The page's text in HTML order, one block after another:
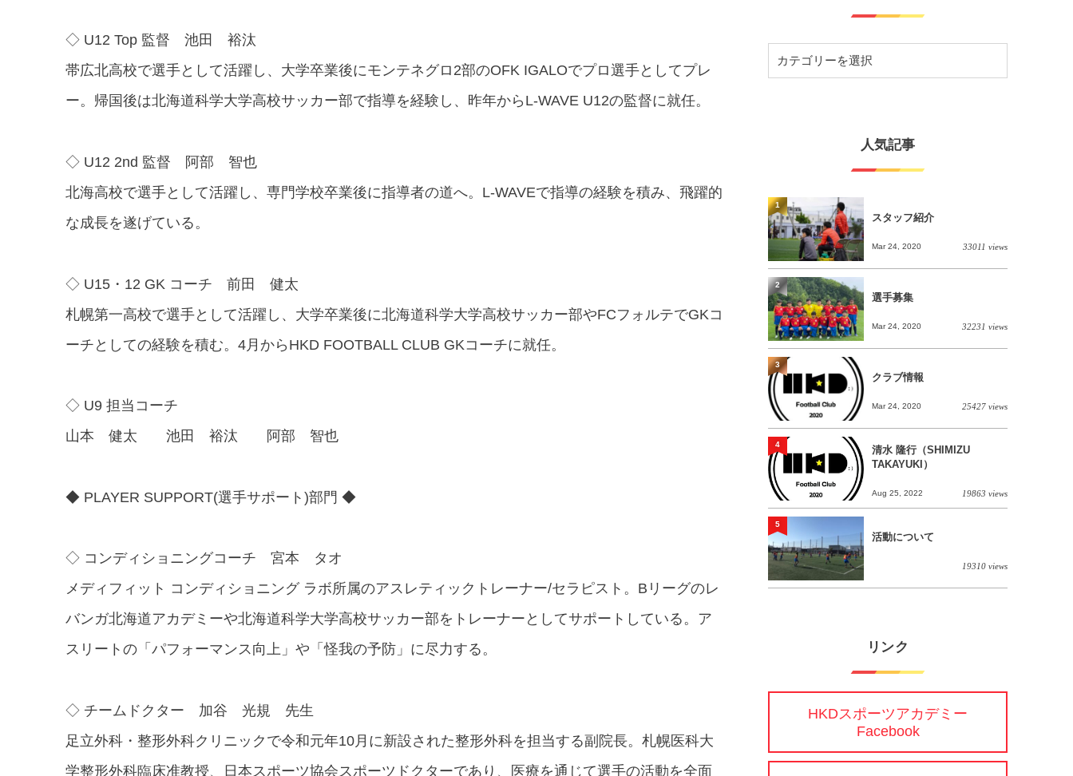
◇ U12 Top 監督 池田 裕汰
帯広北高校で選手として活躍し、大学卒業後にモンテネグロ2部のOFK IGALOでプロ選手としてプレ
ー。帰国後は北海道科学大学高校サッカー部で指導を経験し、昨年からL-WAVE U12の監督に就任。
◇ U12 2nd 監督 阿部 智也
北海高校で選手として活躍し、専門学校卒業後に指導者の道へ。L-WAVEで指導の経験を積み、飛躍的
な成長を遂げている。
◇ U15・12 GK コーチ 前田 健太
札幌第一高校で選手として活躍し、大学卒業後に北海道科学大学高校サッカー部やFCフォルテでGKコ
ーチとしての経験を積む。4月からHKD FOOTBALL CLUB GKコーチに就任。
◇ U9 担当コーチ
山本 健太 池田 裕汰 阿部 智也
◆ PLAYER SUPPORT(選手サポート)部門 ◆
◇ コンディショニングコーチ 宮本 タオ
メディフィット コンディショニング ラボ所属のアスレティックトレーナー/セラピスト。Bリーグのレ
バンガ北海道アカデミーや北海道科学大学高校サッカー部をトレーナーとしてサポートしている。ア
スリートの「パフォーマンス向上」や「怪我の予防」に尽力する。
◇ チームドクター 加谷 光規 先生
足立外科・整形外科クリニックで令和元年10月に新設された整形外科を担当する副院長。札幌医科大
学整形外科臨床准教授、日本スポーツ協会スポーツドクターであり、医療を通じて選手の活動を全面
人気記事
スタッフ紹介
Mar 24, 2020 33011 views
1
選手募集
Mar 24, 2020 32231 views
2
クラブ情報
Mar 24, 2020 25427 views
3
清水 隆行（SHIMIZU
TAKAYUKI）
Aug 25, 2022 19863 views
4
活動について
19310 views
5
リンク
HKDスポーツアカデミー
Facebook